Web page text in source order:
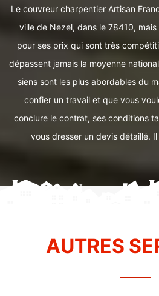
Le couvreur charpentier Artisan
ville de Nezel, dans le 78410,
pour ses prix qui sont très
dépassent jamais la moyenne
siens sont les plus abordables du
confier un travail et que vous
conclure le contrat, ses conditions
vous dresser un devis détaillé.
AUTRES